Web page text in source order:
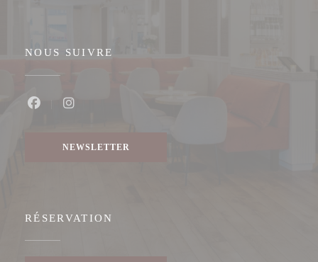
NOUS SUIVRE
NEWSLETTER
RÉSERVATION